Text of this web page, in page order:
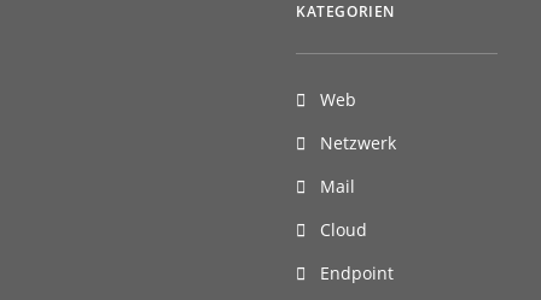
KATEGORIEN
Web
Netzwerk
Mail
Cloud
Endpoint